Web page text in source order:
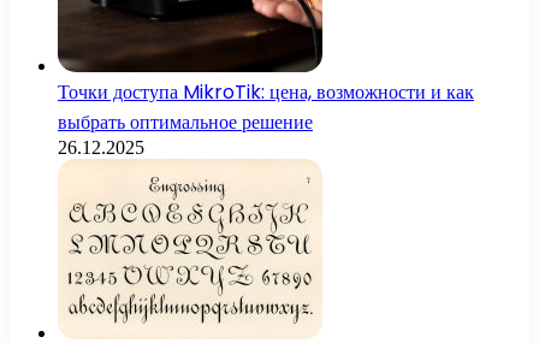
Точки доступа MikroTik: цена, возможности и как
выбрать оптимальное решение
26.12.2025